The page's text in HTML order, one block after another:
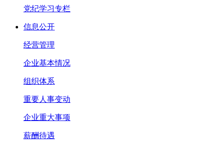
党纪学习专栏
信息公开
经营管理
企业基本情况
组织体系
重要人事变动
企业重大事项
薪酬待遇